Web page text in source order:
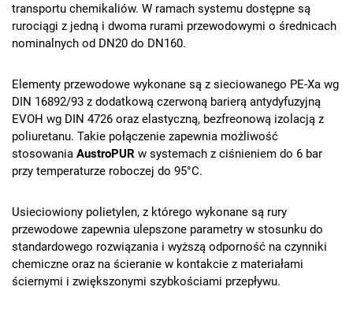
transportu chemikaliów. W ramach systemu dostępne są
rurociągi z jedną i dwoma rurami przewodowymi o średnicach
nominalnych od DN20 do DN160.
Elementy przewodowe wykonane są z sieciowanego PE-Xa wg
DIN 16892/93 z dodatkową czerwoną barierą antydyfuzyjną
EVOH wg DIN 4726 oraz elastyczną, bezfreonową izolacją z
poliuretanu. Takie połączenie zapewnia możliwość
stosowania AustroPUR w systemach z ciśnieniem do 6 bar
przy temperaturze roboczej do 95°C.
Usieciowiony polietylen, z którego wykonane są rury
przewodowe zapewnia ulepszone parametry w stosunku do
standardowego rozwiązania i wyższą odporność na czynniki
chemiczne oraz na ścieranie w kontakcie z materiałami
ściernymi i zwiększonymi szybkościami przepływu.